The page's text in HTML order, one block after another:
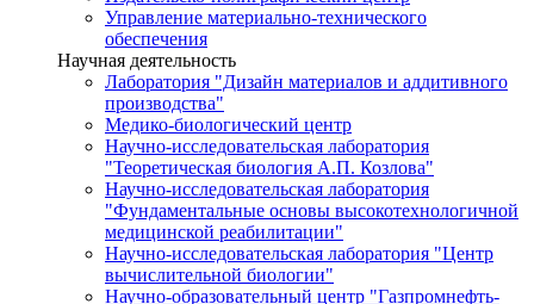
Управление материально-технического
обеспечения
Научная деятельность
Лаборатория "Дизайн материалов и аддитивного
производства"
Медико-биологический центр
Научно-исследовательская лаборатория
"Теоретическая биология А.П. Козлова"
Научно-исследовательская лаборатория
"Фундаментальные основы высокотехнологичной
медицинской реабилитации"
Научно-исследовательская лаборатория "Центр
вычислительной биологии"
Научно-образовательный центр "Газпромнефть-